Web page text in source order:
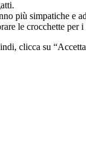
più simpatiche e
le crocchette per
clicca su